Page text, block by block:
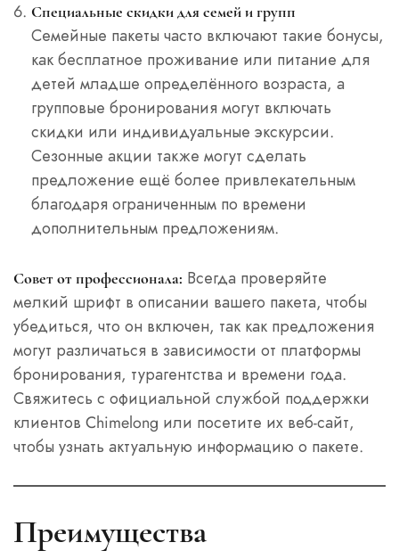
Специальные скидки для семей и групп
Семейные пакеты часто включают такие бонусы,
как бесплатное проживание или питание для
детей младше определённого возраста, а
групповые бронирования могут включать
скидки или индивидуальные экскурсии.
Сезонные акции также могут сделать
предложение ещё более привлекательным
благодаря ограниченным по времени
дополнительным предложениям.
Совет от профессионала: Всегда проверяйте
мелкий шрифт в описании вашего пакета, чтобы
убедиться, что он включен, так как предложения
могут различаться в зависимости от платформы
бронирования, турагентства и времени года.
Свяжитесь с официальной службой поддержки
клиентов Chimelong или посетите их веб-сайт,
чтобы узнать актуальную информацию о пакете.
Преимущества